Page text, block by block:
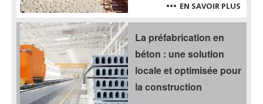
EN SAVOIR PLUS
La préfabrication en
béton : une solution
locale et optimisée pour
la construction